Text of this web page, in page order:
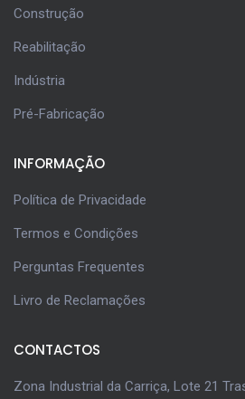
Construção
Reabilitação
Indústria
Pré-Fabricação
INFORMAÇÃO
Política de Privacidade
Termos e Condições
Perguntas Frequentes
Livro de Reclamações
CONTACTOS
Zona Industrial da Carriça, Lote 21